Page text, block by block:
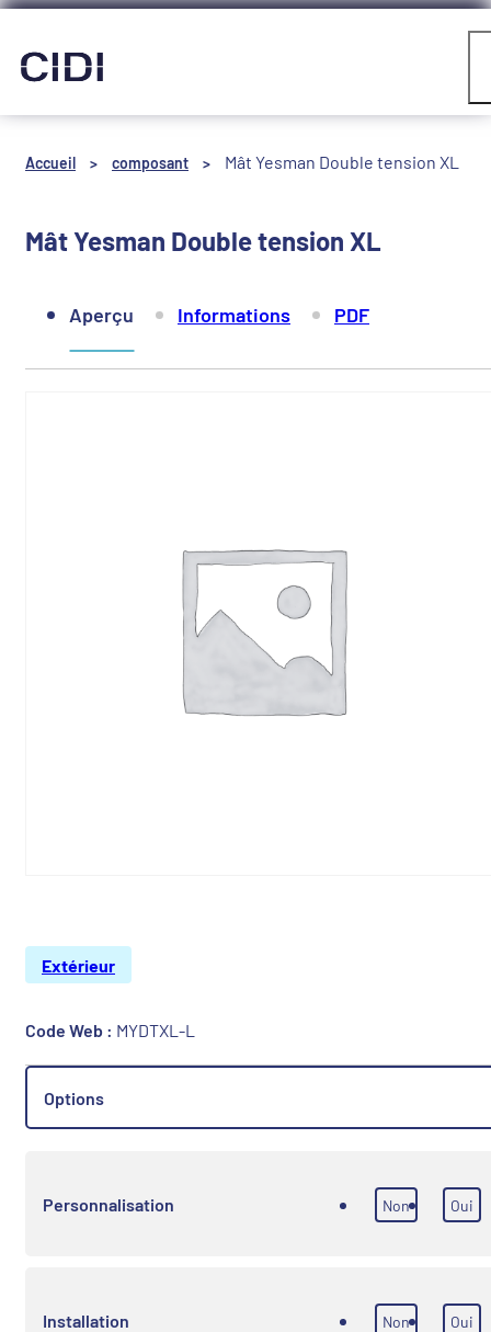
Panneau de gestion des cookies
Accueil > composant > Mât Yesman Double tension XL
Mât Yesman Double tension XL
Aperçu Informations PDF
Extérieur
Code Web : MYDTXL-L
Options
Personnalisation Non Oui
Installation Non Oui